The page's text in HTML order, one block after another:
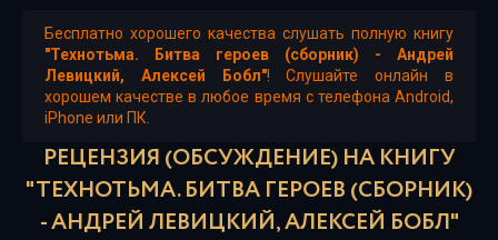
Глава 13
Глава 14
Глава 15
Глава 16
Часть третья. Машины Апокалипсиса Глава 17
Бесплатно хорошего качества слушать полную книгу
"Технотьма. Битва героев (сборник) - Андрей
Левицкий, Алексей Бобл"! Слушайте онлайн в
хорошем качестве в любое время с телефона Android,
iPhone или ПК.
РЕЦЕНЗИЯ (ОБСУЖДЕНИЕ) НА КНИГУ
"ТЕХНОТЬМА. БИТВА ГЕРОЕВ (СБОРНИК)
- АНДРЕЙ ЛЕВИЦКИЙ, АЛЕКСЕЙ БОБЛ"